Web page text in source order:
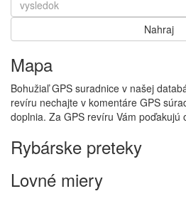
Mapa
Bohužiaľ GPS suradnice v našej
revíru nechajte v komentáre GPS
doplnia. Za GPS revíru Vám poďakujú
Rybárske preteky
Lovné miery